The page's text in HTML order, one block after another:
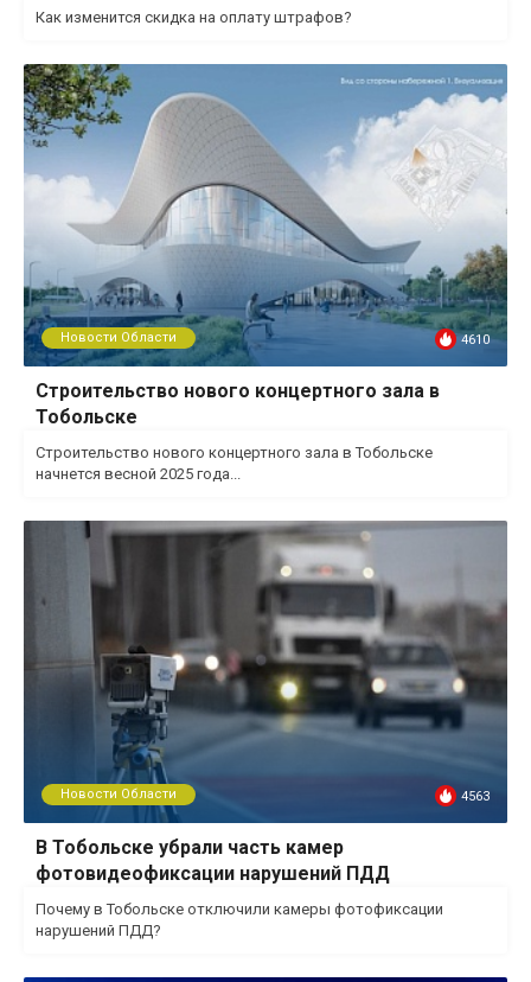
Как изменится скидка на оплату штрафов?
Новости Области 4610
Строительство нового концертного зала в
Тобольске
Строительство нового концертного зала в Тобольске
начнется весной 2025 года...
Новости Области 4563
В Тобольске убрали часть камер
фотовидеофиксации нарушений ПДД
Почему в Тобольске отключили камеры фотофиксации
нарушений ПДД?